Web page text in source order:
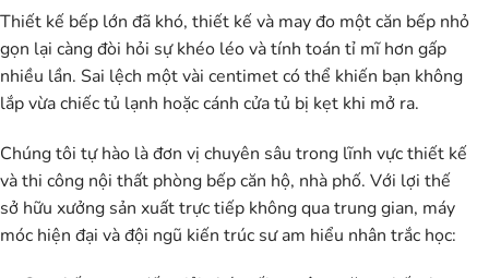
Thiết kế bếp lớn đã khó, thiết kế và may đo một căn bếp nhỏ
gọn lại càng đòi hỏi sự khéo léo và tính toán tỉ mĩ hơn gấp
nhiều lần. Sai lệch một vài centimet có thể khiến bạn không
lắp vừa chiếc tủ lạnh hoặc cánh cửa tủ bị kẹt khi mở ra.
Chúng tôi tự hào là đơn vị chuyên sâu trong lĩnh vực thiết kế
và thi công nội thất phòng bếp căn hộ, nhà phố. Với lợi thế
sở hữu xưởng sản xuất trực tiếp không qua trung gian, máy
móc hiện đại và đội ngũ kiến trúc sư am hiểu nhân trắc học: